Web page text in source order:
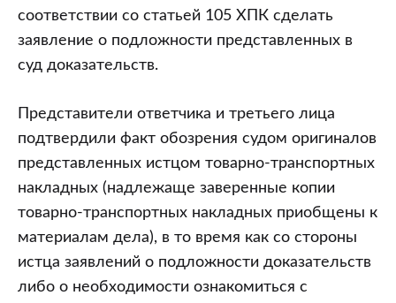
соответствии со статьей 105 ХПК сделать
заявление о подложности представленных в
суд доказательств.
Представители ответчика и третьего лица
подтвердили факт обозрения судом оригиналов
представленных истцом товарно-транспортных
накладных (надлежаще заверенные копии
товарно-транспортных накладных приобщены к
материалам дела), в то время как со стороны
истца заявлений о подложности доказательств
либо о необходимости ознакомиться с